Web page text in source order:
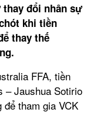
đổi nhân sự
khi tiền
thay thế
FFA, tiền
– Jaushua Sotirio
tham gia VCK